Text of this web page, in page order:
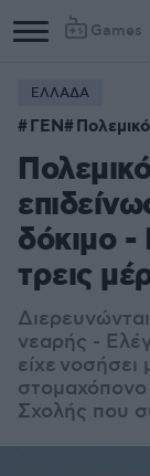
Games
ΕΛΛΑΔΑ
ΓΕΝ
δόκιμο
τρεις
νεαρής -
είχε
Σχολής που